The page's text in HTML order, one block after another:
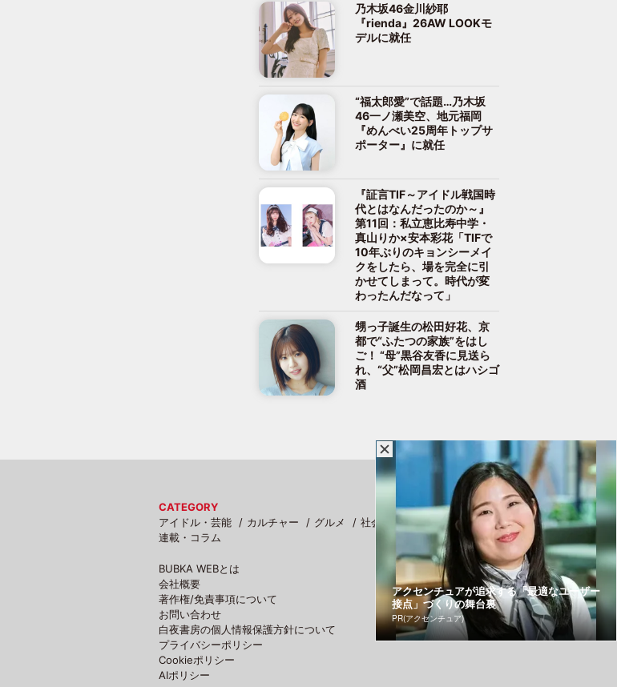
乃木坂46金川紗耶
『rienda』26AW LOOKモ
デルに就任
“福太郎愛”で話題…乃木坂
46一ノ瀬美空、地元福岡
『めんべい25周年トップサ
ポーター』に就任
『証言TIF～アイドル戦国時
代とはなんだったのか～』
第11回：私立恵比寿中学・
真山りか×安本彩花「TIFで
10年ぶりのキョンシーメイ
クをしたら、場を完全に引
かせてしまって。時代が変
わったんだなって」
甥っ子誕生の松田好花、京
都で“ふたつの家族”をはし
ご！ “母”黒谷友香に見送ら
れ、“父”松岡昌宏とはハシゴ
酒
CATEGORY
アイドル・芸能
カルチャー グルメ 社会
スポーツ
連載・コラム
BUBKA WEBとは
会社概要
著作権/免責事項について
お問い合わせ
白夜書房の個人情報保護方針について
プライバシーポリシー
Cookieポリシー
AIポリシー
アクセンチュアが追求する「最適なユーザー
接点」づくりの舞台裏
PR(アクセンチュア)